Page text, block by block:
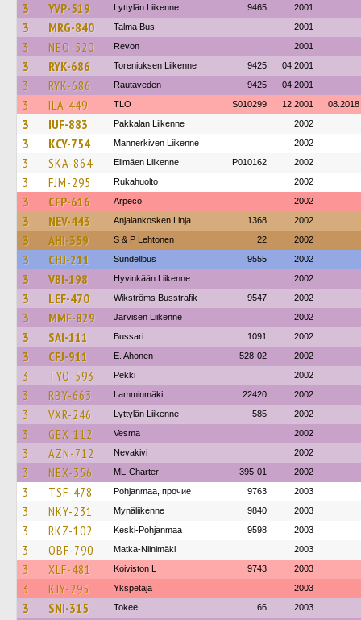
3 YVP-519 Lyttylän Liikenne 9465 2001
3 MRG-840 Talma Bus 2001
3 NEO-520 Revon 2001
3 RYK-686 Toreniuksen Liikenne 9425 04.2001
3 RYK-686 Rautaveden 9425 04.2001
3 ILA-449 TLO S010299 12.2001 08.2018
3 IUF-883 Pakkalan Liikenne 2002
3 KCY-754 Mannerkiven Liikenne 2002
3 SKA-864 Elimäen Liikenne P010162 2002
3 FJM-295 Rukahuolto 2002
3 CFP-616 Arpeco 2002
3 NEV-443 Anjalankosken Linja 1368 2002
3 AHI-359 S & P Lehtonen 22 2002
3 CHJ-211 Sundellbus 9555 2002
3 VBI-198 Hyvinkään Liikenne 2002
3 LEF-470 Wikströms Busstrafik 9547 2002
3 MMF-829 Järvisen Liikenne 2002
3 SAI-111 Bussari 1091 2002
3 CFJ-911 E. Ahonen 528-02 2002
3 TYO-593 Pekki 2002
3 RBY-663 Lamminmäki 22420 2002
3 VXR-246 Lyttylän Liikenne 585 2002
3 GEX-112 Vesma 2002
3 AZN-712 Nevakivi 2002
3 NEX-356 ML-Charter 395-01 2002
3 TSF-478 Pohjanmaa, прочие 9763 2003
3 NKY-231 Mynäliikenne 9840 2003
3 RKZ-102 Keski-Pohjanmaa 9598 2003
3 OBF-790 Matka-Niinimäki 2003
3 XLF-481 Koiviston L 9743 2003
3 KJY-295 Ykspetäjä 2003
3 SNI-315 Tokee 66 2003